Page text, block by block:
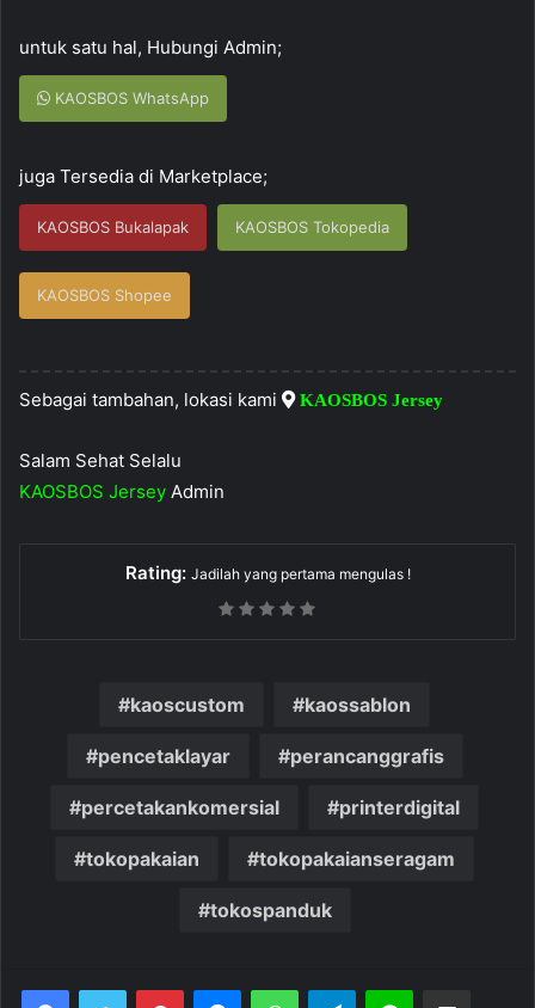
untuk satu hal, Hubungi Admin;
KAOSBOS WhatsApp
juga Tersedia di Marketplace;
KAOSBOS Bukalapak KAOSBOS Tokopedia
KAOSBOS Shopee
Sebagai tambahan, lokasi kami KAOSBOS Jersey
Salam Sehat Selalu
KAOSBOS Jersey Admin
Rating: Jadilah yang pertama mengulas !
kaoscustom kaossablon
pencetaklayar perancanggrafis
percetakankomersial printerdigital
tokopakaian tokopakaianseragam
tokospanduk
Telegram